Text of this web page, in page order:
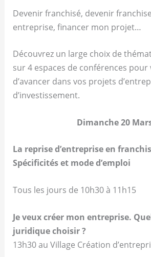
Devenir franchisé, devenir
entreprise, financer mon projet…
Découvrez un large choix de
sur 4 espaces de conférences
d’avancer dans vos projets
d’investissement.
Dimanche 20
La reprise d’entreprise en
Spécificités et mode d’emploi
Tous les jours de 10h30 à 11h15
Je veux créer mon entreprise.
juridique choisir ?
13h30 au Village Création